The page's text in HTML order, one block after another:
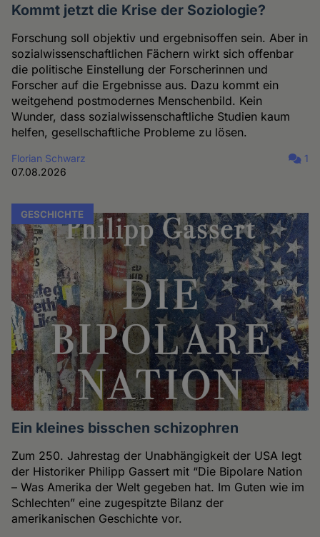
Kommt jetzt die Krise der Soziologie?
Forschung soll objektiv und ergebnisoffen sein. Aber in
sozialwissenschaftlichen Fächern wirkt sich offenbar
die politische Einstellung der Forscherinnen und
Forscher auf die Ergebnisse aus. Dazu kommt ein
weitgehend postmodernes Menschenbild. Kein
Wunder, dass sozialwissenschaftliche Studien kaum
helfen, gesellschaftliche Probleme zu lösen.
Florian Schwarz
07.08.2026
1
GESCHICHTE
Ein kleines bisschen schizophren
Zum 250. Jahrestag der Unabhängigkeit der USA legt
der Historiker Philipp Gassert mit “Die Bipolare Nation
– Was Amerika der Welt gegeben hat. Im Guten wie im
Schlechten” eine zugespitzte Bilanz der
amerikanischen Geschichte vor.